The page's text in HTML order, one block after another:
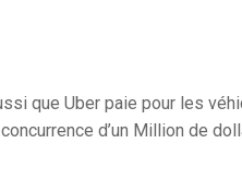
que Uber paie pour les
d’un Million de